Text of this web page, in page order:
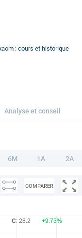
: cours et historique
Analyse et conseil
6M 1A 2A
COMPARER
C: 28.2 +9.73%